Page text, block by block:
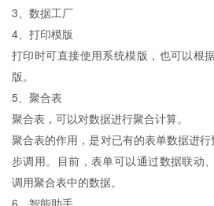
3、数据工厂
4、打印模版
打印时可直接使用系统模版，也可以根
版。
5、聚合表
聚合表，可以对数据进行聚合计算。
聚合表的作用，是对已有的表单数据进
步调用。目前，表单可以通过数据联动
调用聚合表中的数据。
6、智能助手